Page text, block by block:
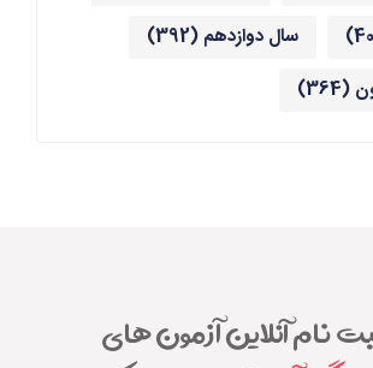
سال دوازدهم(392)
نام آنلاین آزمون های